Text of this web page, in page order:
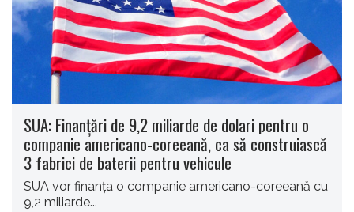
SUA: Finanțări de 9,2 miliarde de dolari pentru o
companie americano-coreeană, ca să construiască
3 fabrici de baterii pentru vehicule
SUA vor finanța o companie americano-coreeană cu
9,2 miliarde...